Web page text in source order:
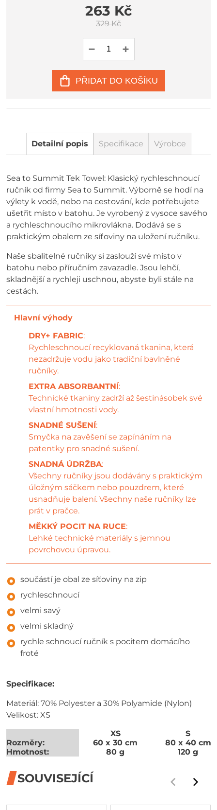
263 Kč
329 Kč
PŘIDAT DO KOŠÍKU
Detailní popis Specifikace Výrobce
Sea to Summit Tek Towel: Klasický rychleschnoucí
ručník od firmy Sea to Summit. Výborně se hodí na
výlety k vodě, nebo na cestování, kde potřebujete
ušetřit místo v batohu. Je vyrobený z vysoce savého
a rychleschnoucího mikrovlákna. Dodává se s
praktickým obalem ze síťoviny na uložení ručníku.
Naše sbalitelné ručníky si zaslouží své místo v
batohu nebo příručním zavazadle. Jsou lehčí,
skladnější a rychleji uschnou, abyste byli stále na
cestách.
DRY+ FABRIC:
Rychleschnoucí recyklovaná tkanina, která
nezadržuje vodu jako tradiční bavlněné
ručníky.
EXTRA ABSORBANTNÍ:
Technické tkaniny zadrží až šestinásobek své
vlastní hmotnosti vody.
SNADNÉ SUŠENÍ:
Smyčka na zavěšení se zapínáním na
patentky pro snadné sušení.
SNADNÁ ÚDRŽBA:
Všechny ručníky jsou dodávány s praktickým
úložným sáčkem nebo pouzdrem, které
usnadňuje balení. Všechny naše ručníky lze
prát v pračce.
MĚKKÝ POCIT NA RUCE:
Lehké technické materiály s jemnou
povrchovou úpravou.
součástí je obal ze síťoviny na zip
rychleschnoucí
velmi savý
velmi skladný
rychle schnoucí ručník s pocitem domácího
froté
Specifikace:
Materiál: 70% Polyester a 30% Polyamide (Nylon)
Velikost: XS
XS
S
Rozměry:
60 x 30 cm
80 x 40 cm
Hmotnost:
80 g 120 g
SOUVISEJÍCÍ